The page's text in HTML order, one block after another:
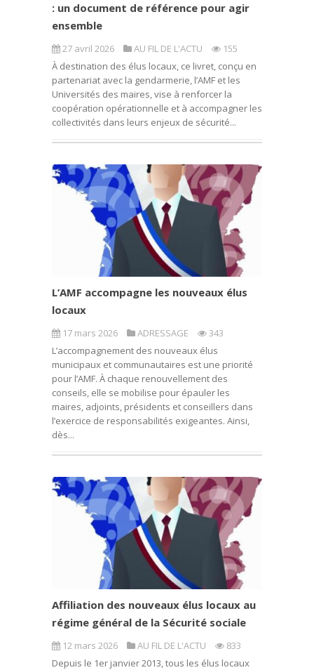
: un document de référence pour agir
ensemble
27 avril 2026 AU FIL DE L'ACTU
155
À destination des élus locaux, ce livret, conçu en
partenariat avec la gendarmerie, l’AMF et les
Universités des maires, vise à renforcer la
coopération opérationnelle et à accompagner les
collectivités dans leurs enjeux de sécurité...
L’AMF accompagne les nouveaux élus
locaux
17 mars 2026 ADRESSAGE
343
L’accompagnement des nouveaux élus
municipaux et communautaires est une priorité
pour l’AMF. À chaque renouvellement des
conseils, elle se mobilise pour épauler les
maires, adjoints, présidents et conseillers dans
l’exercice de responsabilités exigeantes. Ainsi,
dès...
Affiliation des nouveaux élus locaux au
régime général de la Sécurité sociale
12 mars 2026 AU FIL DE L'ACTU
833
Depuis le 1er janvier 2013, tous les élus locaux